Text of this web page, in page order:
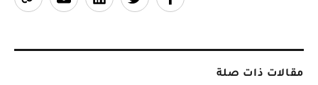
مقالات ذات صلة